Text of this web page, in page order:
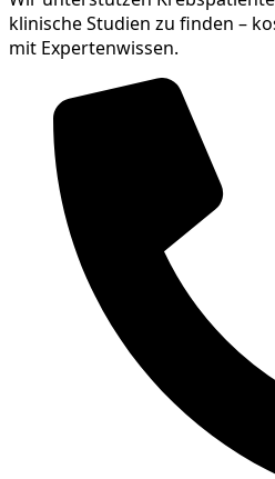
klinische Studien zu finden –
mit Expertenwissen.